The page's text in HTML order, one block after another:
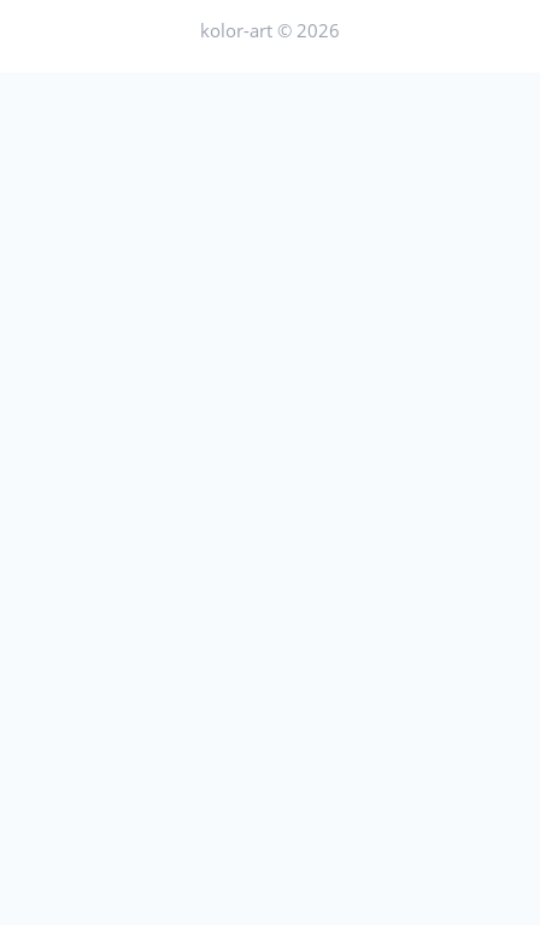
kolor-art © 2026